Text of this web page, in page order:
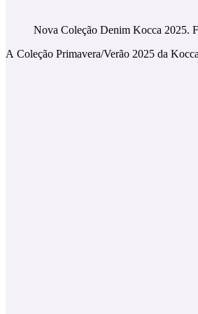
Nova Coleção Denim Kocca 2025.
A Coleção Primavera/Verão 2025 da